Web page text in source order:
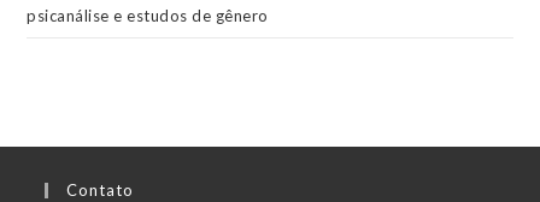
psicanálise e estudos de gênero
Contato